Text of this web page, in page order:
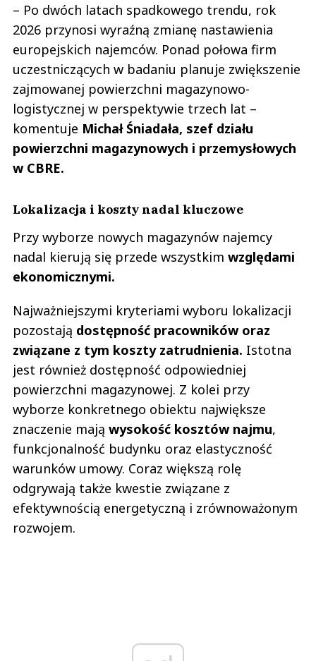
– Po dwóch latach spadkowego trendu, rok
2026 przynosi wyraźną zmianę nastawienia
europejskich najemców. Ponad połowa firm
uczestniczących w badaniu planuje zwiększenie
zajmowanej powierzchni magazynowo-
logistycznej w perspektywie trzech lat –
komentuje Michał Śniadała, szef działu
powierzchni magazynowych i przemysłowych
w CBRE.
Lokalizacja i koszty nadal kluczowe
Przy wyborze nowych magazynów najemcy
nadal kierują się przede wszystkim względami
ekonomicznymi.
Najważniejszymi kryteriami wyboru lokalizacji
pozostają dostępność pracowników oraz
związane z tym koszty zatrudnienia. Istotna
jest również dostępność odpowiedniej
powierzchni magazynowej. Z kolei przy
wyborze konkretnego obiektu największe
znaczenie mają wysokość kosztów najmu,
funkcjonalność budynku oraz elastyczność
warunków umowy. Coraz większą rolę
odgrywają także kwestie związane z
efektywnością energetyczną i zrównoważonym
rozwojem.